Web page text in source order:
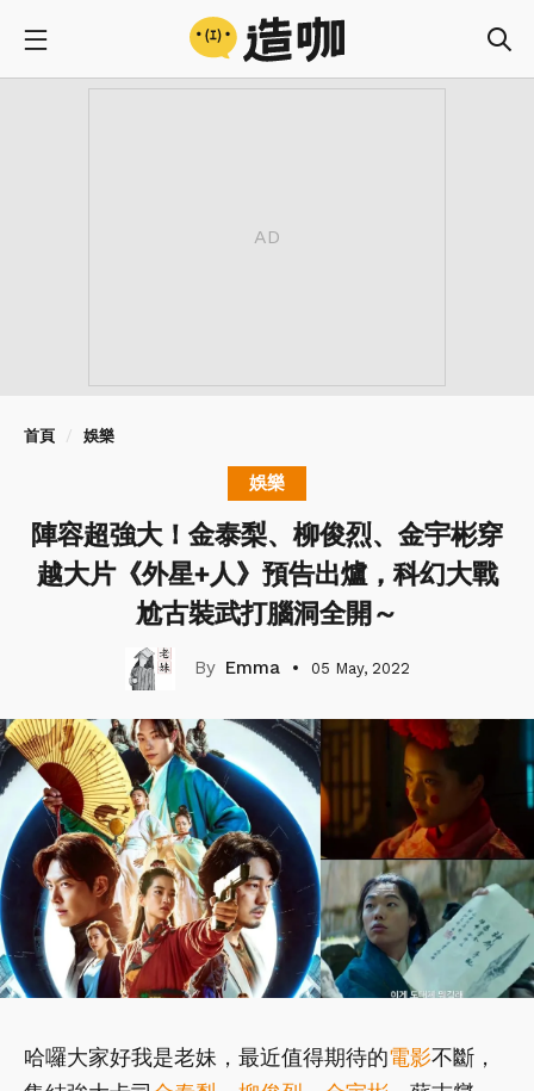
首頁 娛樂
娛樂
陣容超強大！金泰梨、柳俊烈、金宇彬穿
越大片《外星+人》預告出爐，科幻大戰
尬古裝武打腦洞全開～
Emma 05 May, 2022
哈囉大家好我是老妹，最近值得期待的電影不斷，